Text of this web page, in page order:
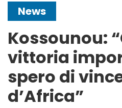
News
Kossounou:
vittoria
spero di
d’Africa”